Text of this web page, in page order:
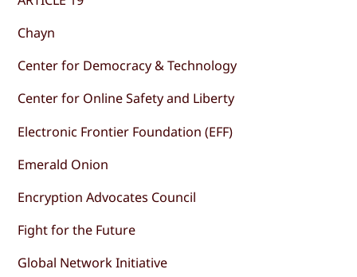
Chayn
Center for Democracy & Technology
Center for Online Safety and Liberty
Electronic Frontier Foundation (EFF)
Emerald Onion
Encryption Advocates Council
Fight for the Future
Global Network Initiative